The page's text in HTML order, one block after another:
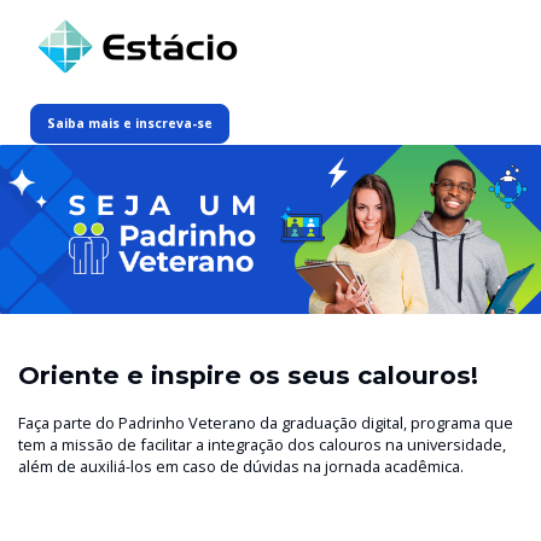
Saiba mais e inscreva-se
Oriente e inspire os seus calouros!
Faça parte do Padrinho Veterano da graduação digital, programa que
tem a missão de facilitar a integração dos calouros na universidade,
além de auxiliá-los em caso de dúvidas na jornada acadêmica.